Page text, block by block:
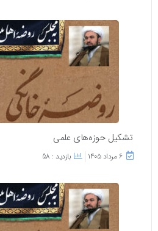
تشکیل حوزه‌های علمی
۶ مرداد ۱۴۰۵ بازدید : 58